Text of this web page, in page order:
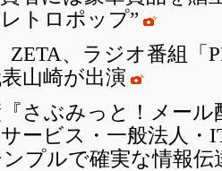
トロポップ”
ZETA、ラジオ番組「
山崎が出演
さぶみっと！メール
ービス・一般法人・
プルで確実な情報伝